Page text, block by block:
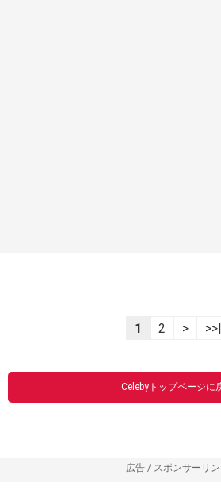
1 2 > >>|
Celebyトップページに
広告 / スポンサーリン